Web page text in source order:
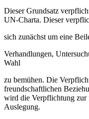
Dieser Grundsatz
UN-Charta. Dieser
sich zunächst um eine
Verhandlungen,
Wahl
zu bemühen. Die
freundschaftlichen
wird die Verpflichtung zur
Auslegung.